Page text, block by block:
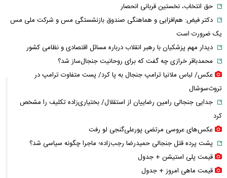
حق انتخاب، نخستین قربانی انحصار
دکتر فیض: هم‌افزایی و هماهنگی صندوق بازنشستگی مس و شرکت ملی مس
یک ضرورت است
دیدار مهم پزشکیان با رهبر انقلاب درباره مسائل اقتصادی و نظامی کشور
محمدباقر خرازی چه گفت که برای روحانیت جنجال‌ساز شد؟
عکس/ لباس ملانیا ترامپ جنجال به پا کرد/ پست متفاوت ترامپ در
تروث‌سوشال
جدایی جنجالی رامین رضاییان از استقلال/ بختیاری‌زاده تکلیف را مشخص
کرد
عکس‌های عروسی مرتضی پورعلی‌گنجی لو رفت
پشت پرده قتل جنجالی حمیدرضا رجب‌زاده؛ ماجرا چگونه سیاسی شد؟
قیمت پلی استیشن + جدول
قیمت ماهی امروز + جدول